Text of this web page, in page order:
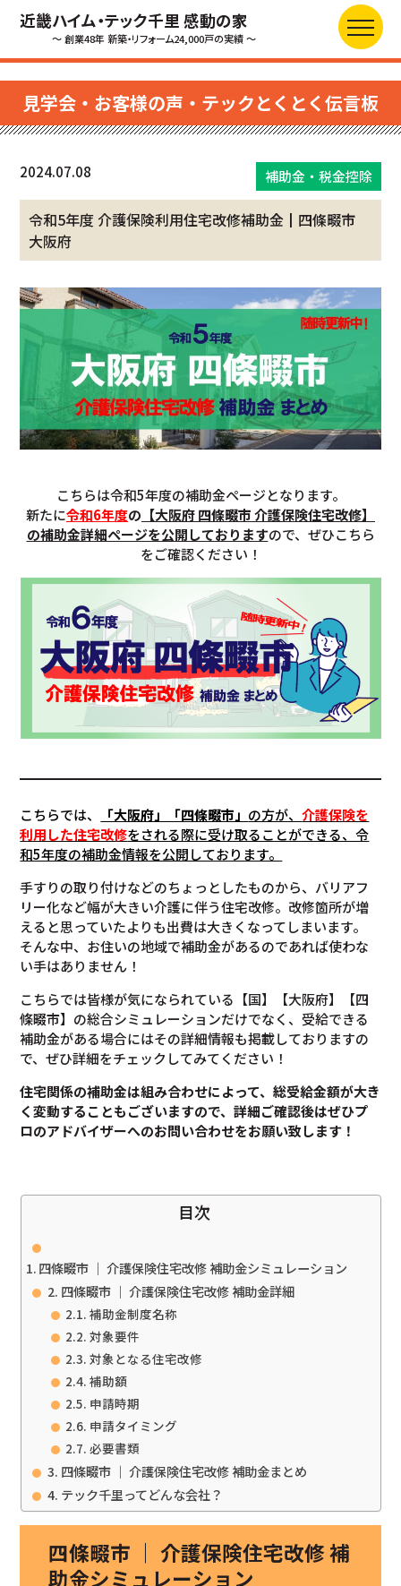
近畿ハイム・テック千里 感動の家
～ 創業48年 新築・リフォーム24,000戸の実績 ～
見学会・お客様の声・テックとくとく伝言板
2024.07.08 補助金・税金控除
令和5年度 介護保険利用住宅改修補助金┃四條畷市
大阪府
こちらは令和5年度の補助金ページとなります。
新たに令和6年度の 【大阪府 四條畷市 介護保険住宅改修】
の補助金詳細ページを公開しておりますので、ぜひこちら
をご確認ください！
こちらでは、 「大阪府」「四條畷市」 の方が、介護保険を
利用した住宅改修をされる際に受け取ることができる、令
和5年度の補助金情報を公開しております。
手すりの取り付けなどのちょっとしたものから、バリアフ
リー化など幅が大きい介護に伴う住宅改修。改修箇所が増
えると思っていたよりも出費は大きくなってしまいます。
そんな中、お住いの地域で補助金があるのであれば使わな
い手はありません！
こちらでは皆様が気になられている【国】【大阪府】【四
條畷市】の総合シミュレーションだけでなく、受給できる
補助金がある場合にはその詳細情報も掲載しておりますの
で、ぜひ詳細をチェックしてみてください！
住宅関係の補助金は組み合わせによって、総受給金額が大き
く変動することもございますので、詳細ご確認後はぜひプ
ロのアドバイザーへのお問い合わせをお願い致します！
目次
四條畷市 ｜ 介護保険住宅改修 補助金シミュレーション
四條畷市 ｜ 介護保険住宅改修 補助金詳細
補助金制度名称
対象要件
対象となる住宅改修
補助額
申請時期
申請タイミング
必要書類
四條畷市 ｜ 介護保険住宅改修 補助金まとめ
テック千里ってどんな会社？
四條畷市 ｜ 介護保険住宅改修 補
助金シミュレーション